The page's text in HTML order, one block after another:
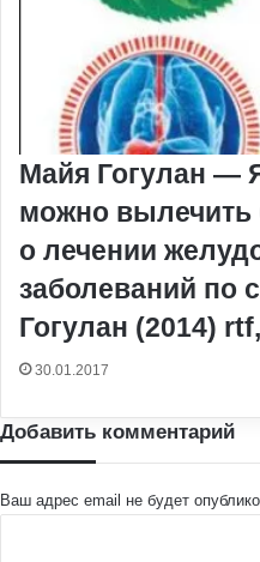
Майя Гогулан —
можно вылечить
о лечении
заболеваний по
Гогулан (2014)
30.01.2017
Добавить комментарий
Ваш адрес email не будет